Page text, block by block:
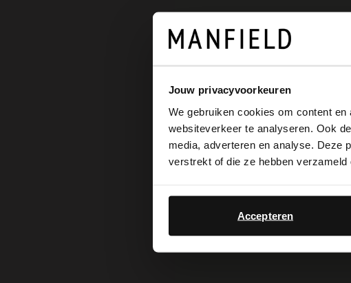
Jouw privacyvoorkeuren
We gebruiken cookies om content
websiteverkeer te analyseren. Ook
media, adverteren en analyse. Deze
verstrekt of die ze hebben
Accepteren
1.
deze klassieker een frisse upgrade met zachte
subtiele stiksels, leren veters en animal prints.
neutrale tinten zoals beige en taupe passen ze
iedere zomerse look. Tijdloos, stijlvol en
It